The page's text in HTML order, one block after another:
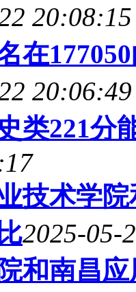
20:08:15
在
20:06:49
类221分
技术学
2025-05-
和南昌